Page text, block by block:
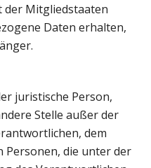
der Mitgliedstaaten
Daten erhalten,
juristische Person,
Stelle außer der
dem
die unter der